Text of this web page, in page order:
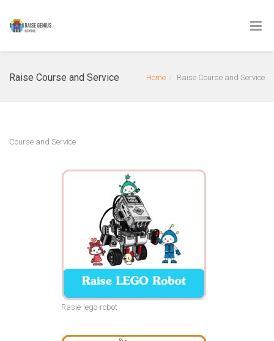
Raise Course and Service Home Raise Course and Service
Course and Service
Rasie-lego-robot